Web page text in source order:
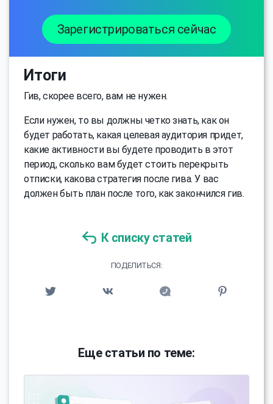
Зарегистрироваться сейчас
Итоги
Гив, скорее всего, вам не нужен.
Если нужен, то вы должны четко знать, как он
будет работать, какая целевая аудитория придет,
какие активности вы будете проводить в этот
период, сколько вам будет стоить перекрыть
отписки, какова стратегия после гива. У вас
должен быть план после того, как закончился гив.
К списку статей
ПОДЕЛИТЬСЯ:
Еще статьи по теме: